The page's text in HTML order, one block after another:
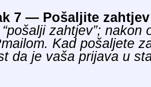
7 — Pošaljite zahtjev
zahtjev”; nakon
mailom. Kad pošaljete
da je vaša prijava u